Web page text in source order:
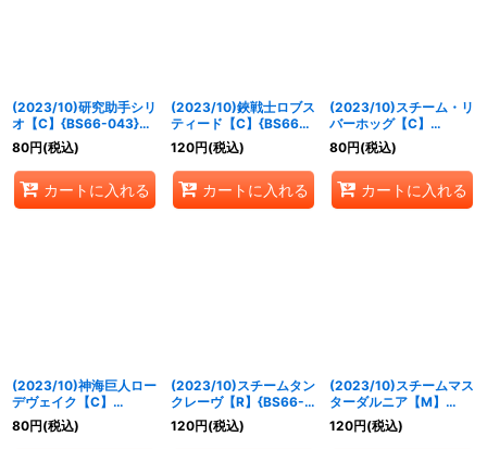
(2023/10)研究助手シリ
オ【C】{BS66-043}
《青》
80円(税込)
カートに入れる
(2023/10)鋏戦士ロブス
ティード【C】{BS66-
044}《青》
120円(税込)
カートに入れる
(2023/10)スチーム・リ
バーホッグ【C】
{BS66-045}《青》
80円(税込)
カートに入れる
(2023/10)神海巨人ロー
デヴェイク【C】
{BS66-046}《青》
80円(税込)
(2023/10)スチームタン
クレーヴ【R】{BS66-
047}《青》
120円(税込)
(2023/10)スチームマス
ターダルニア【M】
{BS66-048}《青》
120円(税込)